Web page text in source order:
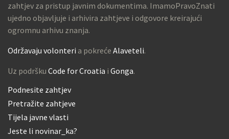
zahtjev za pristup javnim dokumentima. ImamoPravoZnati
ujedno objavljuje i arhivira zahtjeve i odgovore kreirajući
ogromnu arhivu znanja.
Održavaju volonteri a pokreće Alaveteli.
Uz podršku Code for Croatia i Gonga.
Podnesite zahtjev
Pretražite zahtjeve
Tijela javne vlasti
Jeste li novinar_ka?